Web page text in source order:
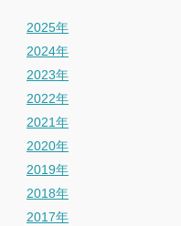
2025年
2024年
2023年
2022年
2021年
2020年
2019年
2018年
2017年